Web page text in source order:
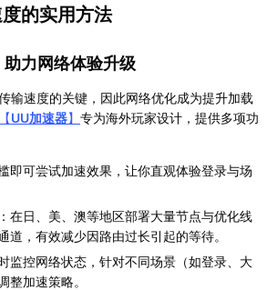
的实用方法
助力网络体验升级
输速度的关键，因此网络优化成为提升加载
【UU加速器】 专为海外玩家设计，提供多项功
即可尝试加速效果，让你直观体验登录与场
在日、美、澳等地区部署大量节点与优化线
道，有效减少因路由过长引起的等待。
监控网络状态，针对不同场景（如登录、大
整加速策略。